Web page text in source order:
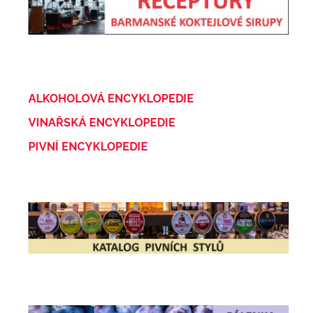
ALKOHOLOVÁ ENCYKLOPEDIE
VINAŘSKÁ ENCYKLOPEDIE
PIVNÍ ENCYKLOPEDIE